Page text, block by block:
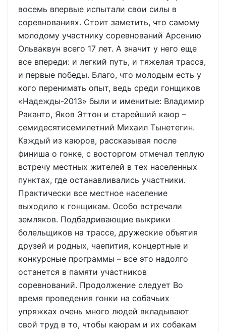
восемь впервые испытали свои силы в
соревнованиях. Стоит заметить, что самому
молодому участнику соревнований Арсению
Ольваквун всего 17 лет. А значит у него еще
все впереди: и легкий путь, и тяжелая трасса,
и первые победы. Благо, что молодым есть у
кого перенимать опыт, ведь среди гонщиков
«Надежды-2013» были и именитые: Владимир
Раканто, Яков Эттон и старейший каюр –
семидесятисемилетний Михаил Тынетегин.
Каждый из каюров, рассказывая после
финиша о гонке, с восторгом отмечал теплую
встречу местных жителей в тех населенных
пунктах, где останавливались участники.
Практически все местное население
выходило к гонщикам. Особо встречали
земляков. Подбадривающие выкрики
болельщиков на трассе, дружеские объятия
друзей и родных, чаепития, концертные и
конкурсные программы – все это надолго
останется в памяти участников
соревнований. Продолжение следует Во
время проведения гонки на собачьих
упряжках очень много людей вкладывают
свой труд в то, чтобы каюрам и их собакам